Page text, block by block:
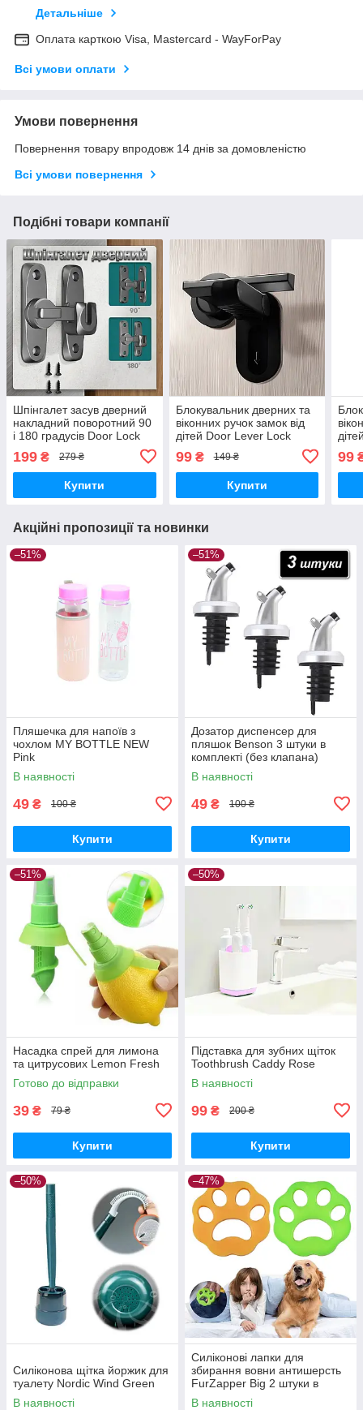
Детальніше
Оплата карткою Visa, Mastercard - WayForPay
Всі умови оплати
Умови повернення
Повернення товару впродовж 14 днів за домовленістю
Всі умови повернення
Подібні товари компанії
Шпінгалет засув дверний
накладний поворотний 90
і 180 градусів Door Lock
199 ₴ 279 ₴
Купити
Блокувальник дверних та
віконних ручок замок від
дітей Door Lever Lock
99₴ 149 ₴
Купити
99
Акційні пропозиції та новинки
–51%
Пляшечка для напоїв з
чохлом MY BOTTLE NEW
Pink
В наявності
49 ₴ 100 ₴
Купити
–51%
Дозатор диспенсер для
пляшок Benson 3 штуки в
комплекті (без клапана)
В наявності
49 ₴ 100 ₴
Купити
–51%
Насадка спрей для лимона
та цитрусових Lemon Fresh
Готово до відправки
39 ₴ 79 ₴
Купити
–50%
Підставка для зубних щіток
Toothbrush Caddy Rose
В наявності
99 ₴ 200 ₴
Купити
–50%
Силіконова щітка йоржик для
туалету Nordic Wind Green
В наявності
–47%
Силіконові лапки для
збирання вовни антишерсть
FurZapper Big 2 штуки в
комплекті 95 мм
В наявності